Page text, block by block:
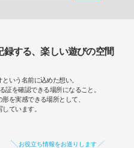
する、楽しい遊びの空間
いう名前に込めた想い。
証を確認できる場所になること。
を実感できる場所として、
ています。
お役立ち情報をお送りします